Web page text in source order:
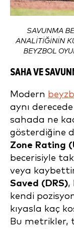
SAVUNMA
ANALITIĞININ
BEYZBOL
SAHA VE
Modern
aynı
sahada ne
gösterdiğine
Zone Rating
becerisiyle
veya
Saved (DRS),
kendi
kıyasla kaç
Bu metrikler,